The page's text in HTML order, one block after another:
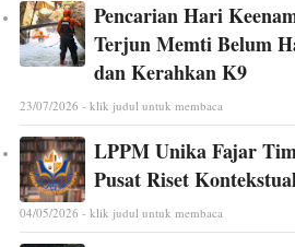
Pencarian Hari
Terjun Memti Belum
dan Kerahkan K9
23/07/2026 - klik judul untuk membaca
LPPM Unika Fajar
Pusat Riset
04/05/2026 - klik judul untuk membaca